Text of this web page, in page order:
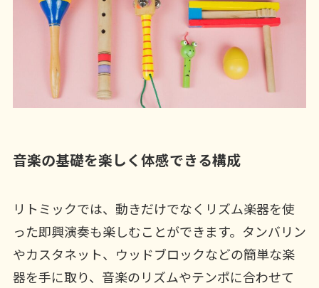
音楽の基礎を楽しく体感できる構成
リトミックでは、動きだけでなくリズム楽器を使
った即興演奏も楽しむことができます。タンバリン
やカスタネット、ウッドブロックなどの簡単な楽
器を手に取り、音楽のリズムやテンポに合わせて